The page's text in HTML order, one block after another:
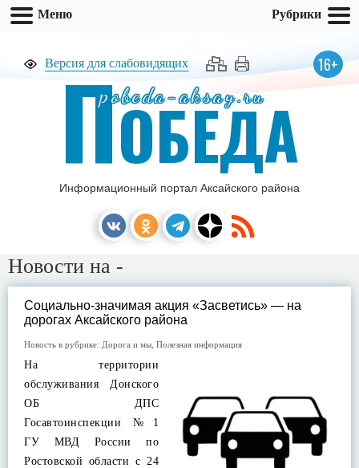
Версия для слабовидящих 16+
pobeda-aksay.ru
ПОБЕДА
Информационный портал Аксайского района
Новости на -
Социально-значимая акция «Засветись» — на
дорогах Аксайского района
Новость в рубрике: Дорога и мы Полезная информация
На территории
обслуживания Донского
ОБ ДПС
Госавтоинспекции №1
ГУ МВД России по
Ростовской области с 24
Меню Рубрики